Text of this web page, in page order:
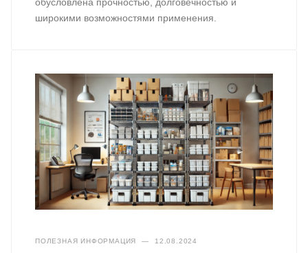
широкими возможностями применения.
ПОЛЕЗНАЯ ИНФОРМАЦИЯ — 12.08.2024